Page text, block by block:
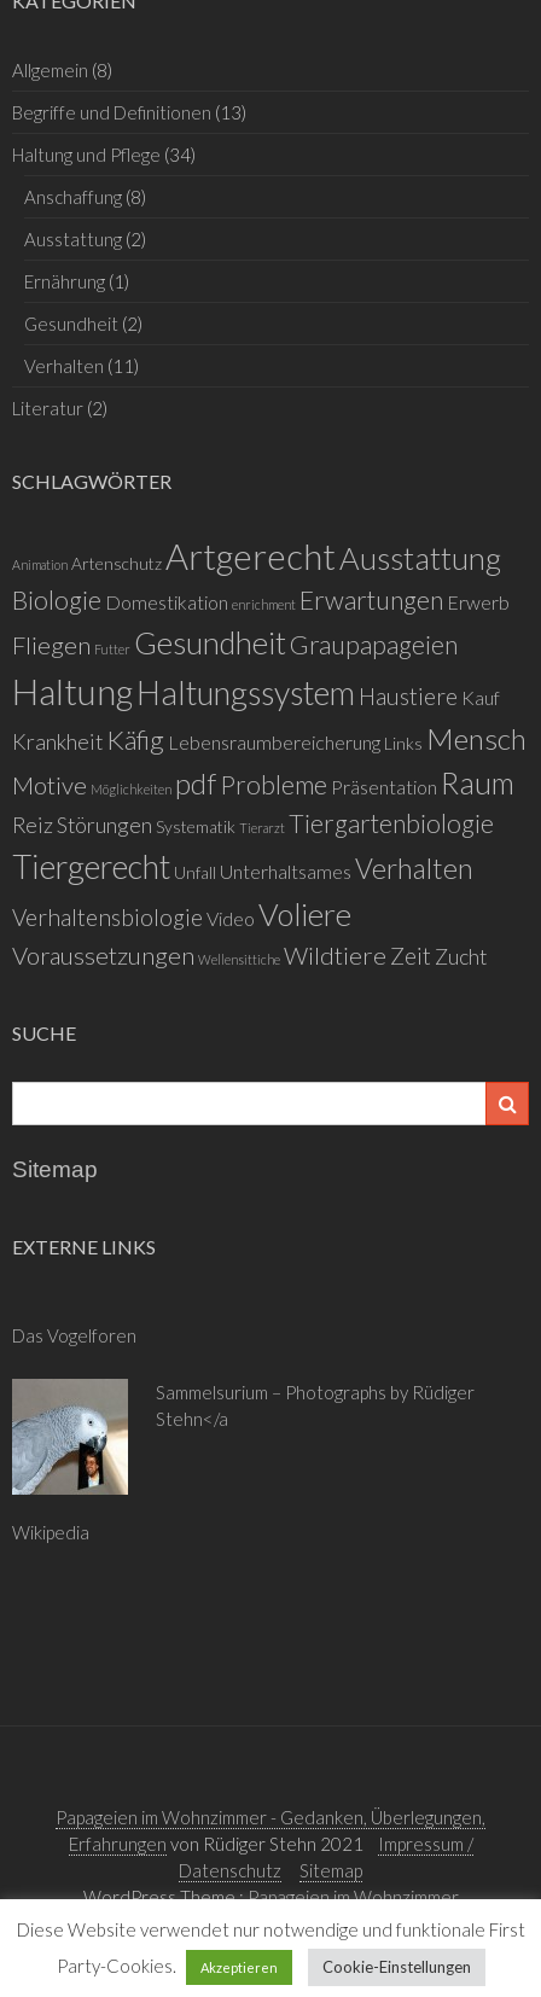
Allgemein (8)
Begriffe und Definitionen (13)
Haltung und Pflege (34)
Anschaffung (8)
Ausstattung (2)
Ernährung (1)
Gesundheit (2)
Verhalten (11)
Literatur (2)
SCHLAGWÖRTER
Animation ArtenschutzArtgerechtAusstattung
Biologie Domestikation enrichment Erwartungen Erwerb
Fliegen Futter GesundheitGraupapageien
HaltungHaltungssystem Haustiere Kauf
Krankheit Käfig Lebensraumbereicherung Links Mensch
Motive Möglichkeiten pdf Probleme Präsentation Raum
ReizStörungen Systematik Tierarzt Tiergartenbiologie
Tiergerecht Unfall Unterhaltsames Verhalten
Verhaltensbiologie Video Voliere
Voraussetzungen Wellensittiche Wildtiere Zeit Zucht
SUCHE
Sitemap
EXTERNE LINKS
Das Vogelforen
Sammelsurium – Photographs by Rüdiger
Stehn</a
Wikipedia
Papageien im Wohnzimmer - Gedanken, Überlegungen,
Erfahrungen von Rüdiger Stehn 2021
Impressum /
Datenschutz
Sitemap
WordPress Theme :Papageien im Wohnzimmer
Diese Website verwendet nur notwendige und funktionale First
Party-Cookies.
Akzeptieren Cookie-Einstellungen